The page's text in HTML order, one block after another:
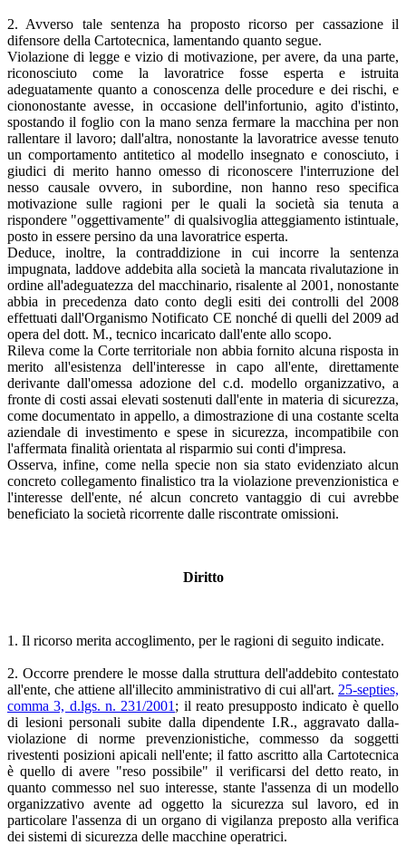
2. Avverso tale sentenza ha proposto ricorso per cassazione il
difensore della Cartotecnica, lamentando quanto segue.
Violazione di legge e vizio di motivazione, per avere, da una parte,
riconosciuto come la lavoratrice fosse esperta e istruita
adeguatamente quanto a conoscenza delle procedure e dei rischi, e
ciononostante avesse, in occasione dell'infortunio, agito d'istinto,
spostando il foglio con la mano senza fermare la macchina per non
rallentare il lavoro; dall'altra, nonostante la lavoratrice avesse tenuto
un comportamento antitetico al modello insegnato e conosciuto, i
giudici di merito hanno omesso di riconoscere l'interruzione del
nesso causale ovvero, in subordine, non hanno reso specifica
motivazione sulle ragioni per le quali la società sia tenuta a
rispondere "oggettivamente" di qualsivoglia atteggiamento istintuale,
posto in essere persino da una lavoratrice esperta.
Deduce, inoltre, la contraddizione in cui incorre la sentenza
impugnata, laddove addebita alla società la mancata rivalutazione in
ordine all'adeguatezza del macchinario, risalente al 2001, nonostante
abbia in precedenza dato conto degli esiti dei controlli del 2008
effettuati dall'Organismo Notificato CE nonché di quelli del 2009 ad
opera del dott. M., tecnico incaricato dall'ente allo scopo.
Rileva come la Corte territoriale non abbia fornito alcuna risposta in
merito all'esistenza dell'interesse in capo all'ente, direttamente
derivante dall'omessa adozione del c.d. modello organizzativo, a
fronte di costi assai elevati sostenuti dall'ente in materia di sicurezza,
come documentato in appello, a dimostrazione di una costante scelta
aziendale di investimento e spese in sicurezza, incompatibile con
l'affermata finalità orientata al risparmio sui conti d'impresa.
Osserva, infine, come nella specie non sia stato evidenziato alcun
concreto collegamento finalistico tra la violazione prevenzionistica e
l'interesse dell'ente, né alcun concreto vantaggio di cui avrebbe
beneficiato la società ricorrente dalle riscontrate omissioni.
Diritto
1. Il ricorso merita accoglimento, per le ragioni di seguito indicate.
2. Occorre prendere le mosse dalla struttura dell'addebito contestato
all'ente, che attiene all'illecito amministrativo di cui all'art. 25-septies,
comma 3, d.lgs. n. 231/2001 ; il reato presupposto indicato è quello
di lesioni personali subite dalla dipendente I.R., aggravato dalla-
violazione di norme prevenzionistiche, commesso da soggetti
rivestenti posizioni apicali nell'ente; il fatto ascritto alla Cartotecnica
è quello di avere "reso possibile" il verificarsi del detto reato, in
quanto commesso nel suo interesse, stante l'assenza di un modello
organizzativo avente ad oggetto la sicurezza sul lavoro, ed in
particolare l'assenza di un organo di vigilanza preposto alla verifica
dei sistemi di sicurezza delle macchine operatrici.